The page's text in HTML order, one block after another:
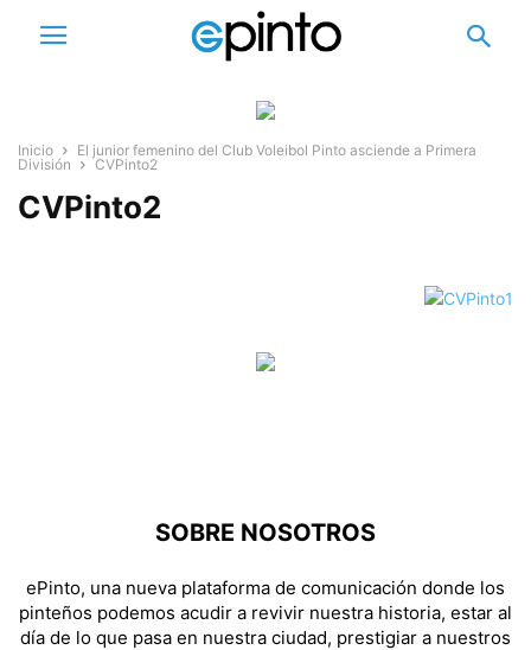
Inicio
El junior femenino del Club Voleibol Pinto asciende a Primera
División
CVPinto2
CVPinto2
SOBRE NOSOTROS
ePinto, una nueva plataforma de comunicación donde los
pinteños podemos acudir a revivir nuestra historia, estar al
día de lo que pasa en nuestra ciudad, prestigiar a nuestros